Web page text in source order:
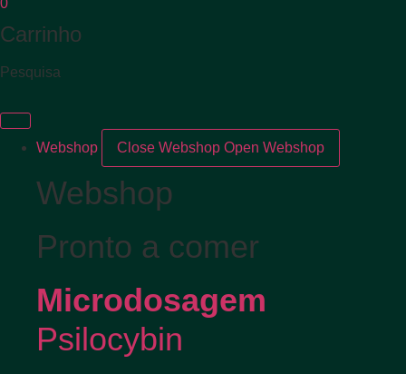
0
Carrinho
Pesquisa
Webshop Close Webshop Open Webshop
Webshop
Pronto a comer
Microdosagem
Psilocybin